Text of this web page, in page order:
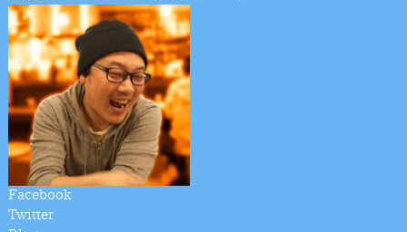
Facebook
Twitter